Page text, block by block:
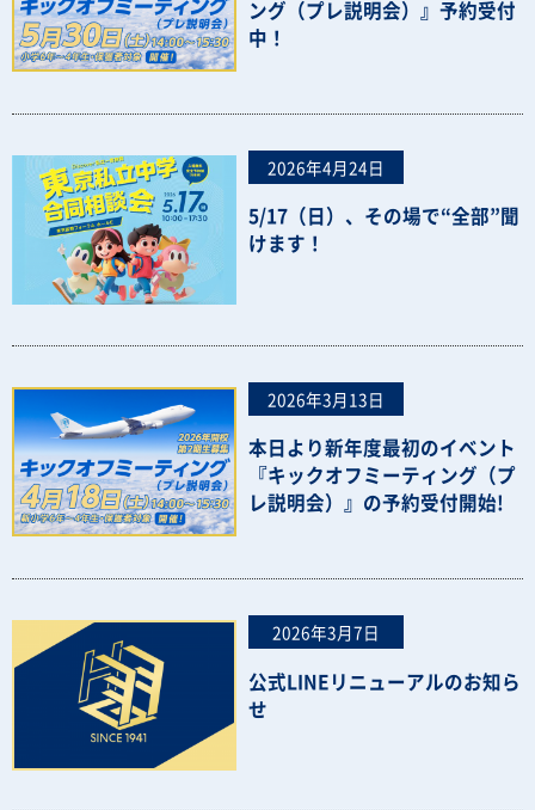
ング（プレ説明会）』予約受付
中！
2026年4月24日
5/17（日）、その場で“全部”聞
けます！
2026年3月13日
本日より新年度最初のイベント
『キックオフミーティング（プ
レ説明会）』の予約受付開始!
2026年3月7日
公式LINEリニューアルのお知ら
せ